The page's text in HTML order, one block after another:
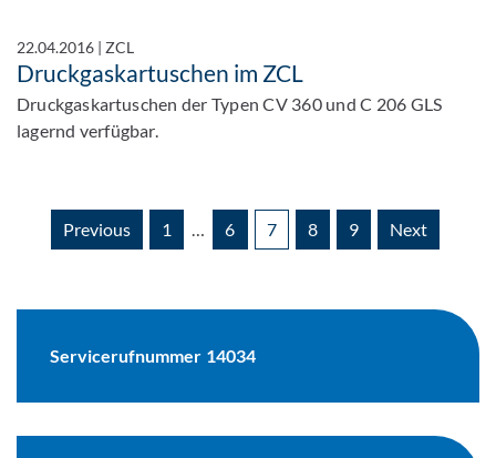
22.04.2016|ZCL
Druckgaskartuschen im ZCL
Druckgaskartuschen der Typen CV 360 und C 206 GLS